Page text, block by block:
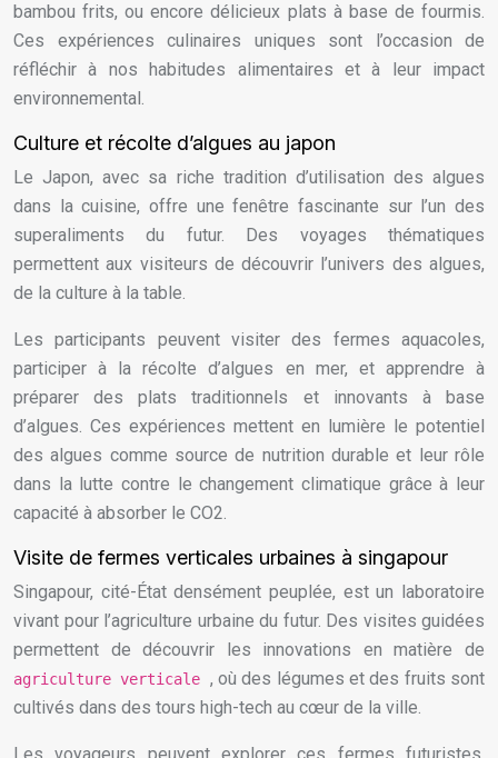
bambou frits, ou encore délicieux plats à base de fourmis.
Ces expériences culinaires uniques sont l’occasion de
réfléchir à nos habitudes alimentaires et à leur impact
environnemental.
Culture et récolte d’algues au japon
Le Japon, avec sa riche tradition d’utilisation des algues
dans la cuisine, offre une fenêtre fascinante sur l’un des
superaliments du futur. Des voyages thématiques
permettent aux visiteurs de découvrir l’univers des algues,
de la culture à la table.
Les participants peuvent visiter des fermes aquacoles,
participer à la récolte d’algues en mer, et apprendre à
préparer des plats traditionnels et innovants à base
d’algues. Ces expériences mettent en lumière le potentiel
des algues comme source de nutrition durable et leur rôle
dans la lutte contre le changement climatique grâce à leur
capacité à absorber le CO2.
Visite de fermes verticales urbaines à singapour
Singapour, cité-État densément peuplée, est un laboratoire
vivant pour l’agriculture urbaine du futur. Des visites guidées
permettent de découvrir les innovations en matière de
agriculture verticale , où des légumes et des fruits sont
cultivés dans des tours high-tech au cœur de la ville.